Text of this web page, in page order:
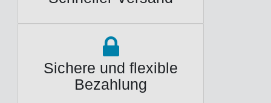
Sichere und flexible
Bezahlung